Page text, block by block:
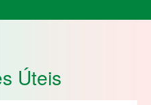
Úteis